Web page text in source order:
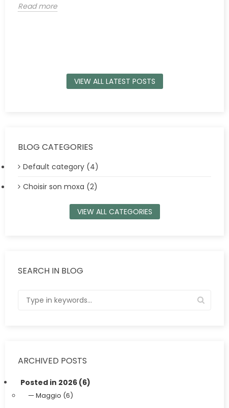
Read more
VIEW ALL LATEST POSTS
BLOG CATEGORIES
Default category (4)
Choisir son moxa (2)
VIEW ALL CATEGORIES
SEARCH IN BLOG
ARCHIVED POSTS
Posted in 2026 (6)
Maggio (6)